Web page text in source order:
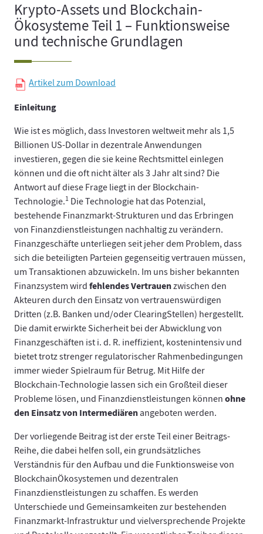
Krypto-Assets und Blockchain-
Ökosysteme Teil 1 – Funktionsweise
und technische Grundlagen
Artikel zum Download
Einleitung
Wie ist es möglich, dass Investoren weltweit mehr als 1,5
Billionen US-Dollar in dezentrale Anwendungen
investieren, gegen die sie keine Rechtsmittel einlegen
können und die oft nicht älter als 3 Jahr alt sind? Die
Antwort auf diese Frage liegt in der Blockchain-
Technologie.1 Die Technologie hat das Potenzial,
bestehende Finanzmarkt-Strukturen und das Erbringen
von Finanzdienstleistungen nachhaltig zu verändern.
Finanzgeschäfte unterliegen seit jeher dem Problem, dass
sich die beteiligten Parteien gegenseitig vertrauen müssen,
um Transaktionen abzuwickeln. Im uns bisher bekannten
Finanzsystem wird fehlendes Vertrauenzwischen den
Akteuren durch den Einsatz von vertrauenswürdigen
Dritten (z.B. Banken und/oder ClearingStellen) hergestellt.
Die damit erwirkte Sicherheit bei der Abwicklung von
Finanzgeschäften ist i. d. R. ineffizient, kostenintensiv und
bietet trotz strenger regulatorischer Rahmenbedingungen
immer wieder Spielraum für Betrug. Mit Hilfe der
Blockchain-Technologie lassen sich ein Großteil dieser
Probleme lösen, und Finanzdienstleistungen können ohne
den Einsatz von Intermediärenangeboten werden.
Der vorliegende Beitrag ist der erste Teil einer Beitrags-
Reihe, die dabei helfen soll, ein grundsätzliches
Verständnis für den Aufbau und die Funktionsweise von
BlockchainÖkosystemen und dezentralen
Finanzdienstleistungen zu schaffen. Es werden
Unterschiede und Gemeinsamkeiten zur bestehenden
Finanzmarkt-Infrastruktur und vielversprechende Projekte